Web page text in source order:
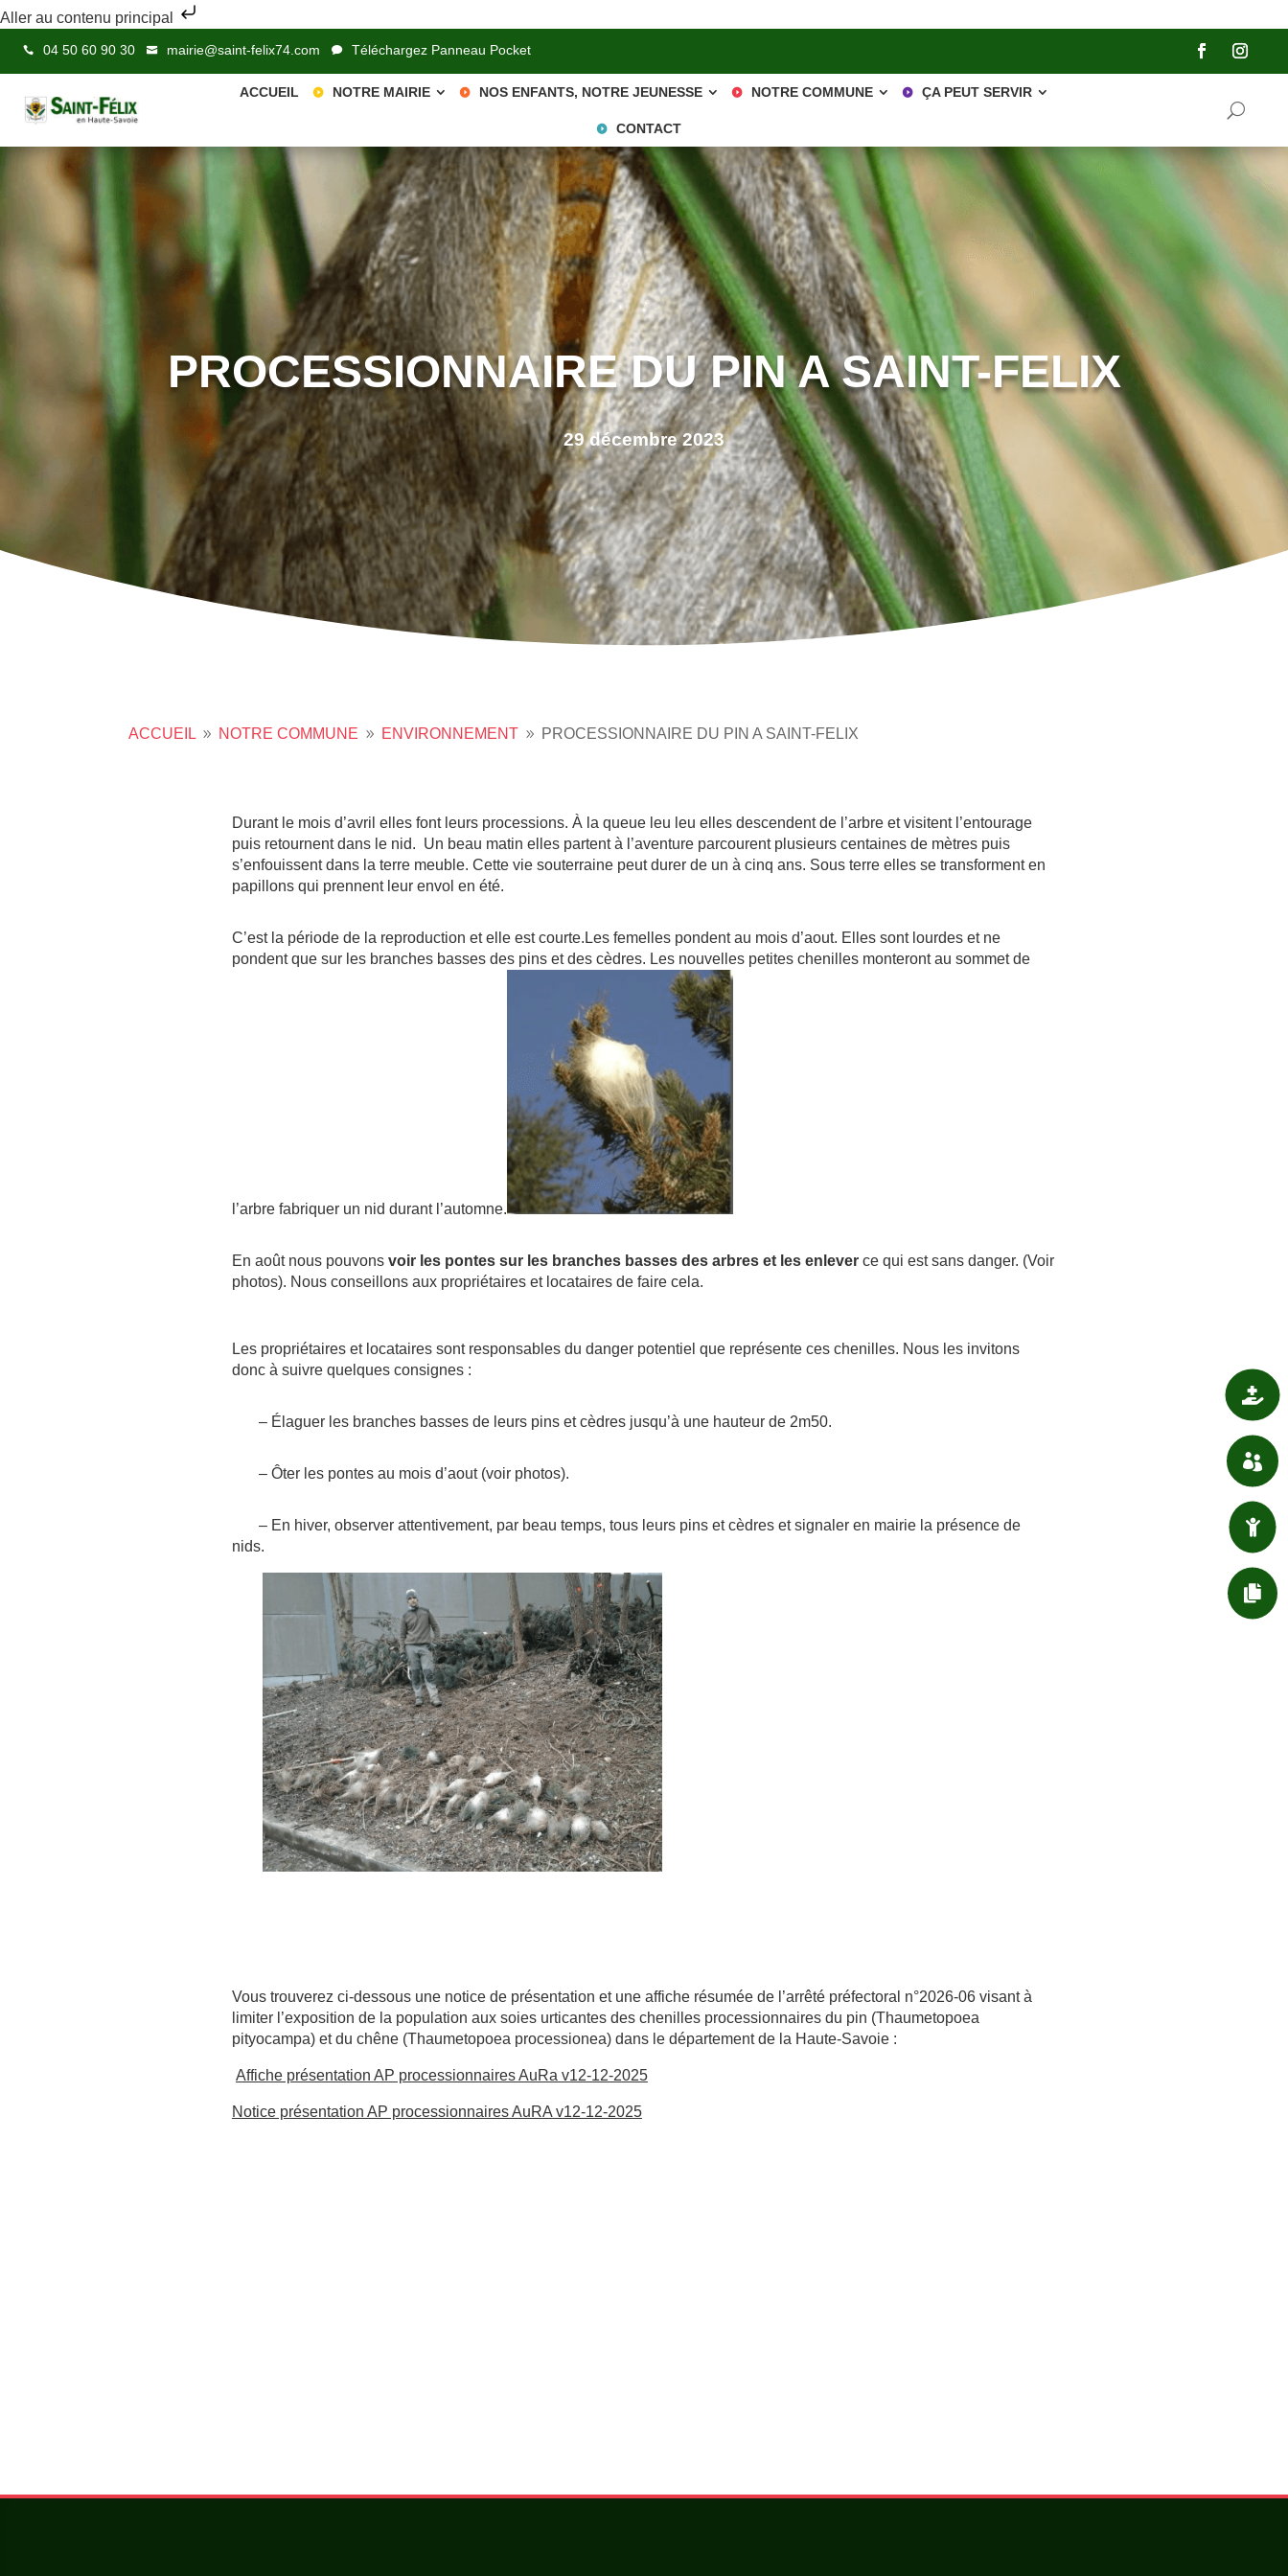
Aller au contenu principal
04 50 60 90 30 mairie@saint-felix74.com Téléchargez Panneau Pocket
ACCUEIL NOTRE MAIRIE NOS ENFANTS, NOTRE JEUNESSE NOTRE COMMUNE ÇA PEUT SERVIR
CONTACT




PROCESSIONNAIRE DU PIN A SAINT-FELIX
29 décembre 2023
ACCUEIL 9 NOTRE COMMUNE 9 ENVIRONNEMENT 9 PROCESSIONNAIRE DU PIN A SAINT-FELIX
Durant le mois d’avril elles font leurs processions. À la queue leu leu elles descendent de l’arbre et visitent l’entourage
puis retournent dans le nid. Un beau matin elles partent à l’aventure parcourent plusieurs centaines de mètres puis
s’enfouissent dans la terre meuble. Cette vie souterraine peut durer de un à cinq ans. Sous terre elles se transforment en
papillons qui prennent leur envol en été.
C’est la période de la reproduction et elle est courte.Les femelles pondent au mois d’aout. Elles sont lourdes et ne
pondent que sur les branches basses des pins et des cèdres. Les nouvelles petites chenilles monteront au sommet de
l’arbre fabriquer un nid durant l’automne.
En août nous pouvons voir les pontes sur les branches basses des arbres et les enlever ce qui est sans danger. (Voir
photos). Nous conseillons aux propriétaires et locataires de faire cela.
Les propriétaires et locataires sont responsables du danger potentiel que représente ces chenilles. Nous les invitons
donc à suivre quelques consignes :
– Élaguer les branches basses de leurs pins et cèdres jusqu’à une hauteur de 2m50.
– Ôter les pontes au mois d’aout (voir photos).
– En hiver, observer attentivement, par beau temps, tous leurs pins et cèdres et signaler en mairie la présence de
nids.
Vous trouverez ci-dessous une notice de présentation et une affiche résumée de l’arrêté préfectoral n°2026-06 visant à
limiter l’exposition de la population aux soies urticantes des chenilles processionnaires du pin (Thaumetopoea
pityocampa) et du chêne (Thaumetopoea processionea) dans le département de la Haute-Savoie :
Affiche présentation AP processionnaires AuRa v12-12-2025
Notice présentation AP processionnaires AuRA v12-12-2025